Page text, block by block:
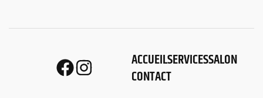
ACCUEILSERVICESSALON
CONTACT